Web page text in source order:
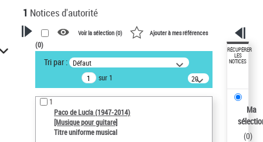
1 Notices d'autorité
VOTRE RECHERCHE
Recherche avancée dans les
notices d’autorité
Œuvres liées à l'auteur :
Paco de Lucía (1947-2014)
Auteur d’œuvre
Voir la sélection (0) Ajouter à mes références
(0)
Tri par : Défaut
sur 1
20
résultats/page
1
Paco de Lucía (1947-2014)
[Musique pour guitare]
Titre uniforme musical
RÉCUPÉRER
LES
NOTICES
Ma
(0)